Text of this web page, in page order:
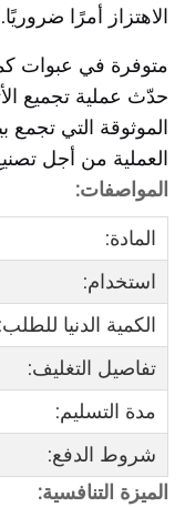
الاهتزاز أمرًا ضروريًا.
متوفرة في عبوات
حدّث عملية تجميع
الموثوقة التي تجمع
العملية من أجل
المواصفات:
المادة:
استخدام:
الكمية الدنيا للطلب:
تفاصيل التغليف:
مدة التسليم:
شروط الدفع:
الميزة التنافسية: